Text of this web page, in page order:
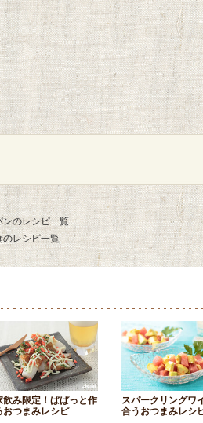
ンのレシピ一覧
のレシピ一覧
飲み限定！ぱぱっと作
おつまみレシピ
スパークリングワ
合うおつまみレシ